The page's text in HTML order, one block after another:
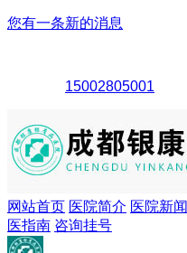
您有一条新的消息
15002805001
网站首页 医院简介 医院新闻
医指南 咨询挂号